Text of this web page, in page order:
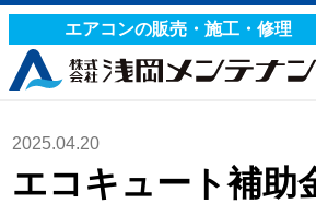
エアコンの販売・施工・修理
2025.04.20
エコキュート補助